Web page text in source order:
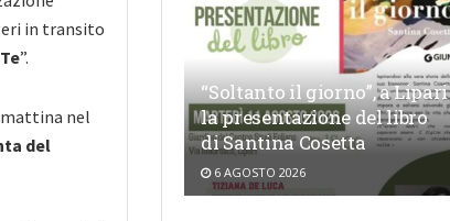
in transito
”.
nel
del
“Soltanto il giorno”, a Lipari
la presentazione del libro
di Santina Cosetta
6 AGOSTO 2026